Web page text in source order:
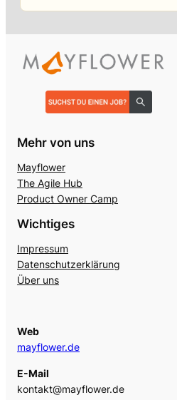
Mehr von uns
Mayflower
The Agile Hub
Product Owner Camp
Wichtiges
Impressum
Datenschutzerklärung
Über uns
Web
mayflower.de
E-Mail
kontakt@mayflower.de